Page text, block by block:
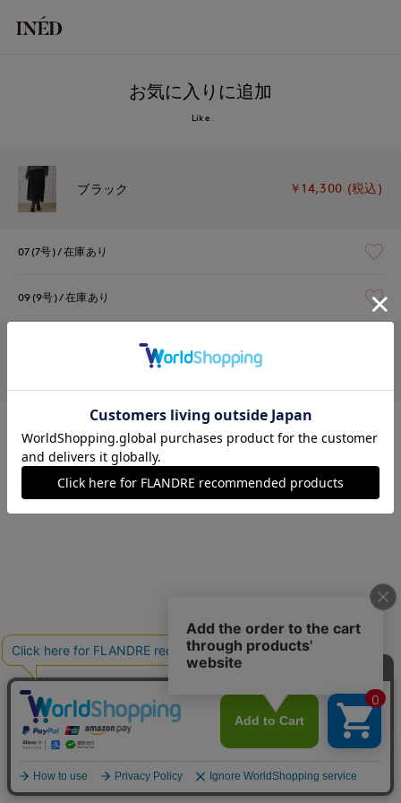
お気に入りに追加
Like
ブラック ￥14,300 (税込)
07(7号) 在庫あり
09(9号) 在庫あり
チャコールグレー
在庫あり
09(9号) 在庫あり